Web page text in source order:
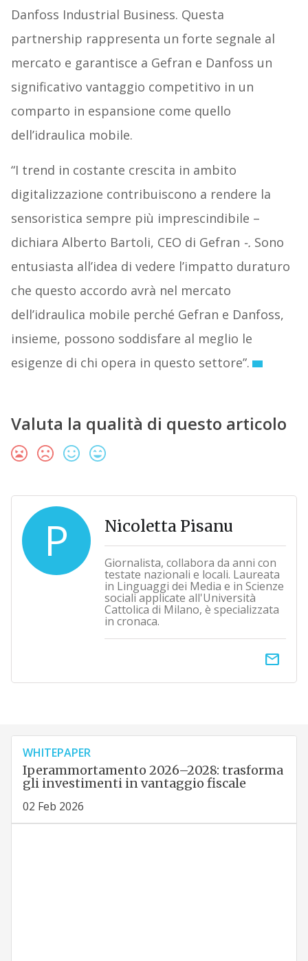
Danfoss Industrial Business. Questa
partnership rappresenta un forte segnale al
mercato e garantisce a Gefran e Danfoss un
significativo vantaggio competitivo in un
comparto in espansione come quello
dell’idraulica mobile.
“I trend in costante crescita in ambito
digitalizzazione contribuiscono a rendere la
sensoristica sempre più imprescindibile –
dichiara Alberto Bartoli, CEO di Gefran -. Sono
entusiasta all’idea di vedere l’impatto duraturo
che questo accordo avrà nel mercato
dell’idraulica mobile perché Gefran e Danfoss,
insieme, possono soddisfare al meglio le
esigenze di chi opera in questo settore”.
Valuta la qualità di questo articolo
P Nicoletta Pisanu
Giornalista, collabora da anni con
testate nazionali e locali. Laureata
in Linguaggi dei Media e in Scienze
sociali applicate all'Università
Cattolica di Milano, è specializzata
in cronaca.
email
WHITEPAPER
Iperammortamento 2026–2028: trasforma
gli investimenti in vantaggio fiscale
02 Feb 2026